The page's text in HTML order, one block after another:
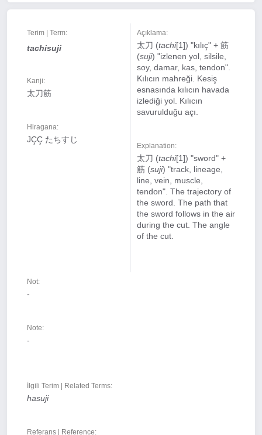
Terim | Term:
tachisuji
Kanji:
太刀筋
Hiragana:
JÇÇ たちすじ
Açıklama:
太刀 (tachi[1]) "kılıç" + 筋
(suji) "izlenen yol, silsile,
soy, damar, kas, tendon".
Kılıcın mahreği. Kesiş
esnasında kılıcın havada
izlediği yol. Kılıcın
savurulduğu açı.
Explanation:
太刀 (tachi[1]) "sword" +
筋 (suji) "track, lineage,
line, vein, muscle,
tendon". The trajectory of
the sword. The path that
the sword follows in the air
during the cut. The angle
of the cut.
Not:
-
Note:
-
İlgili Terim | Related Terms:
hasuji
Referans | Reference: